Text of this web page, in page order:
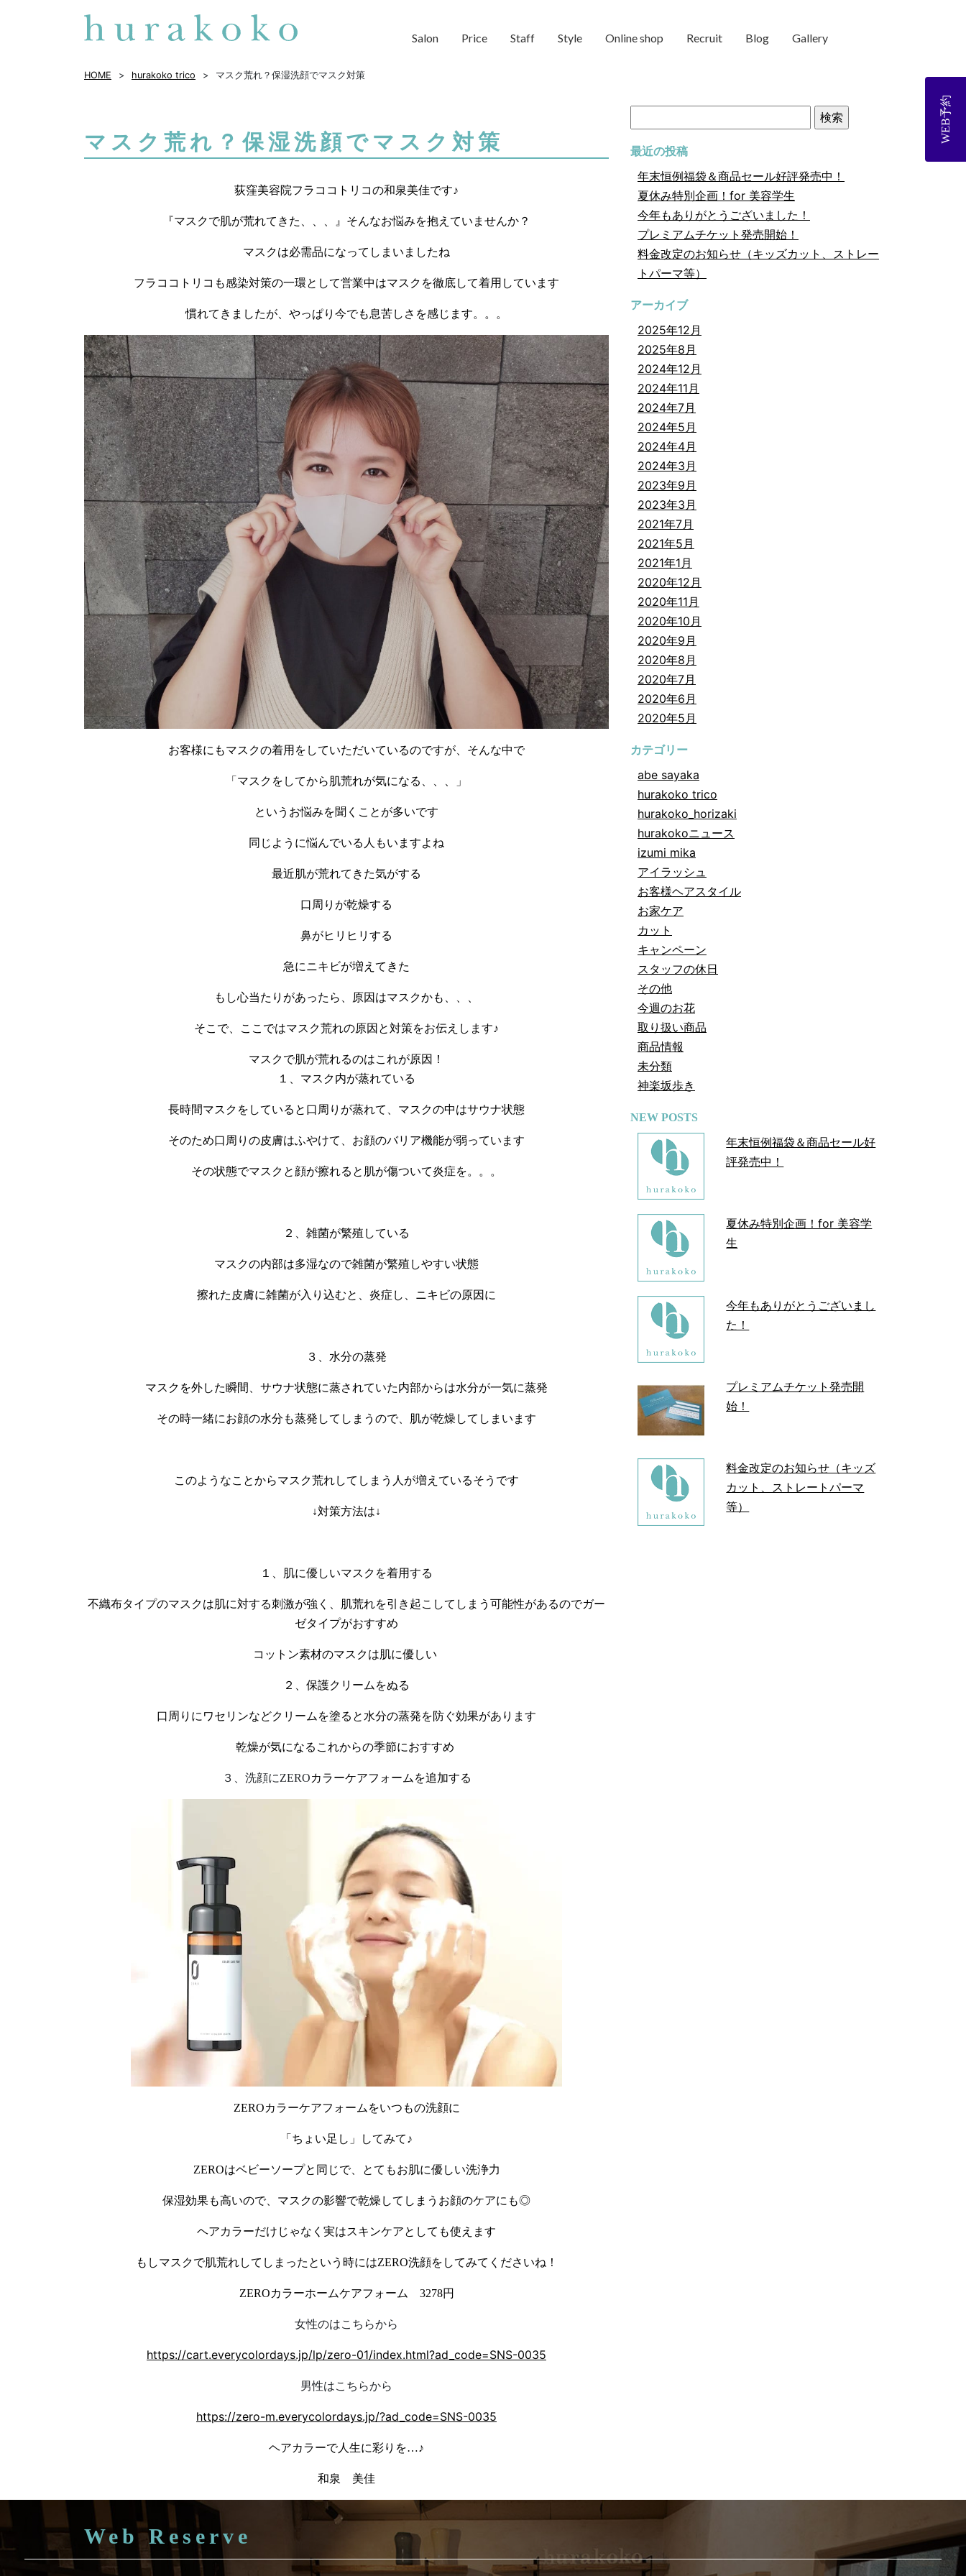
WEB予約
Salon Price Staff Style Online shop Recruit Blog Gallery
HOME hurakoko trico マスク荒れ？保湿洗顔でマスク対策
マスク荒れ？保湿洗顔でマスク対策
荻窪美容院フラココトリコの和泉美佳です♪
『マスクで肌が荒れてきた、、、』 そんなお悩みを抱えていませんか？
マスクは必需品になってしまいましたね
フラココトリコも感染対策の一環として営業中はマスクを徹底して着用しています
慣れてきましたが、やっぱり今でも息苦しさを感じます。。。
お客様にもマスクの着用をしていただいているのですが、そんな中で
「マスクをしてから肌荒れが気になる、、、」
というお悩みを聞くことが多いです
同じように悩んでいる人もいますよね
最近肌が荒れてきた気がする
口周りが乾燥する
鼻がヒリヒリする
急にニキビが増えてきた
もし心当たりがあったら、原因はマスクかも、、、
そこで、ここではマスク荒れの原因と対策をお伝えします♪
マスクで肌が荒れるのはこれが原因！
１、マスク内が蒸れている
長時間マスクをしていると口周りが蒸れて、マスクの中はサウナ状態
そのため口周りの皮膚はふやけて、お顔のバリア機能が弱っています
その状態でマスクと顔が擦れると肌が傷ついて炎症を。。。
２、雑菌が繁殖している
マスクの内部は多湿なので雑菌が繁殖しやすい状態
擦れた皮膚に雑菌が入り込むと、炎症し、ニキビの原因に
３、水分の蒸発
マスクを外した瞬間、サウナ状態に蒸されていた内部からは水分が一気に蒸発
その時一緒にお顔の水分も蒸発してしまうので、肌が乾燥してしまいます
このようなことからマスク荒れしてしまう人が増えているそうです
↓対策方法は↓
１、肌に優しいマスクを着用する
不織布タイプのマスクは肌に対する刺激が強く、肌荒れを引き起こしてしまう可能性があるのでガー
ゼタイプがおすすめ
コットン素材のマスクは肌に優しい
２、保護クリームをぬる
口周りにワセリンなどクリームを塗ると水分の蒸発を防ぐ効果があります
乾燥が気になるこれからの季節におすすめ
３、洗顔にZEROカラーケアフォームを追加する
ZEROカラーケアフォームをいつもの洗顔に
「ちょい足し」してみて♪
ZEROはベビーソープと同じで、とてもお肌に優しい洗浄力
保湿効果も高いので、マスクの影響で乾燥してしまうお顔のケアにも◎
ヘアカラーだけじゃなく実はスキンケアとしても使えます
もしマスクで肌荒れしてしまったという時にはZERO洗顔をしてみてくださいね！
ZEROカラーホームケアフォーム 3278円
女性のはこちらから
https://cart.everycolordays.jp/lp/zero-01/index.html?ad_code=SNS-0035
男性はこちらから
https://zero-m.everycolordays.jp/?ad_code=SNS-0035
ヘアカラーで人生に彩りを…♪
和泉 美佳
索:
最近の投稿
年末恒例福袋＆商品セール好評発売中！
夏休み特別企画！for 美容学生
今年もありがとうございました！
プレミアムチケット発売開始！
料金改定のお知らせ（キッズカット、ストレー
トパーマ等）
アーカイブ
2025年12月
2025年8月
2024年12月
2024年11月
2024年7月
2024年5月
2024年4月
2024年3月
2023年9月
2023年3月
2021年7月
2021年5月
2021年1月
2020年12月
2020年11月
2020年10月
2020年9月
2020年8月
2020年7月
2020年6月
2020年5月
カテゴリー
abe sayaka
hurakoko trico
hurakoko_horizaki
hurakokoニュース
izumi mika
アイラッシュ
お客様ヘアスタイル
お家ケア
カット
キャンペーン
スタッフの休日
その他
今週のお花
取り扱い商品
商品情報
未分類
神楽坂歩き
NEW POSTS
年末恒例福袋＆商品セール好
評発売中！
夏休み特別企画！for 美容学
生
今年もありがとうございまし
た！
プレミアムチケット発売開
始！
料金改定のお知らせ（キッズ
カット、ストレートパーマ
等）
Web Reserve